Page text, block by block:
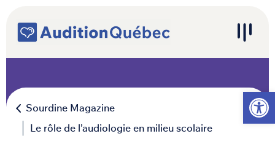
Ouvrir
Navigation principale
Sourdine Magazine
Le rôle de l’audiologie en milieu scolaire